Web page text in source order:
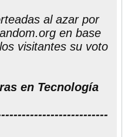
al azar por
en base
visitantes su voto
en Tecnología